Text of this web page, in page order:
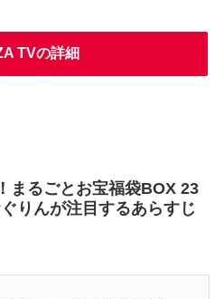
TVの詳細
まるごとお宝福袋BOX 23
りんが注目するあらすじ